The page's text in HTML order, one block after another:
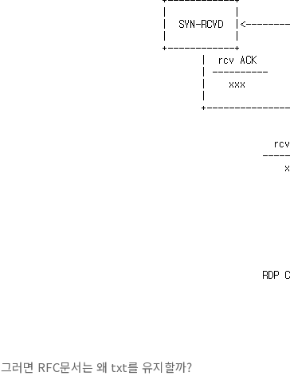
그러면 RFC문서는 왜 txt를 유지할까?